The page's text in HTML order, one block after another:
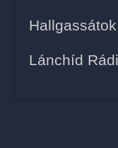
Lánchíd